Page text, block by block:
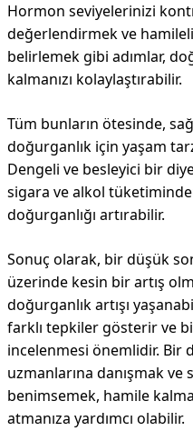
Hormon seviyelerinizi
değerlendirmek ve
belirlemek gibi adımlar,
kalmanızı kolaylaştırabilir.
Tüm bunların ötesinde,
doğurganlık için yaşam
Dengeli ve besleyici bir
sigara ve alkol
doğurganlığı artırabilir.
Sonuç olarak, bir düşük
üzerinde kesin bir artış
doğurganlık artışı
farklı tepkiler gösterir ve
incelenmesi önemlidir. Bir
uzmanlarına danışmak ve
benimsemek, hamile
atmanıza yardımcı olabilir.